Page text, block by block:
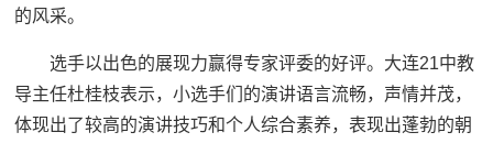
的风采。
选手以出色的展现力赢得专家评委的好评。大连21中教
导主任杜桂枝表示，小选手们的演讲语言流畅，声情并茂，
体现出了较高的演讲技巧和个人综合素养，表现出蓬勃的朝